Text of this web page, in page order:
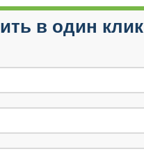
в один клик